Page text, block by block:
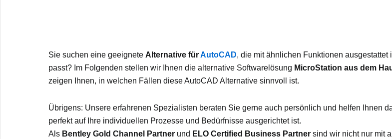
Sie suchen eine geeignete Alternative fürAutoCAD, die mit ähnlichen Funktionen ausgestattet
passt? Im Folgenden stellen wir Ihnen die alternative Softwarelösung MicroStation aus dem
zeigen Ihnen, in welchen Fällen diese AutoCAD Alternative sinnvoll ist.
Übrigens: Unsere erfahrenen Spezialisten beraten Sie gerne auch persönlich und helfen Ihnen
perfekt auf Ihre individuellen Prozesse und Bedürfnisse ausgerichtet ist.
Als Bentley Gold Channel Partner und ELO Certified Business Partner sind wir nicht nur mit